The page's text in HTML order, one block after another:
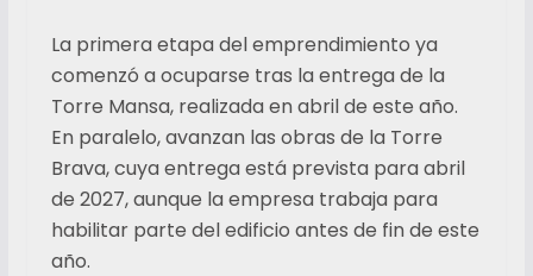
La primera etapa del emprendimiento ya
comenzó a ocuparse tras la entrega de la
Torre Mansa, realizada en abril de este año.
En paralelo, avanzan las obras de la Torre
Brava, cuya entrega está prevista para abril
de 2027, aunque la empresa trabaja para
habilitar parte del edificio antes de fin de este
año.